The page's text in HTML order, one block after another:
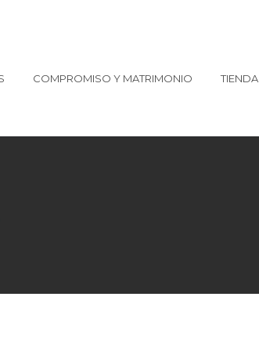
COMPROMISO Y MATRIMONIO TIENDA